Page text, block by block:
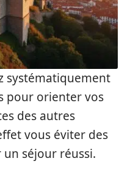
systématiquement
pour orienter vos
des autres
vous éviter des
séjour réussi.